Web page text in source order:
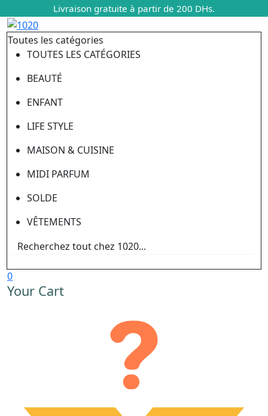
Livraison gratuite à partir de 200 DHs.
Toutes les catégories
TOUTES LES CATÉGORIES
BEAUTÉ
ENFANT
LIFE STYLE
MAISON & CUISINE
MIDI PARFUM
SOLDE
VÊTEMENTS
0
Your Cart